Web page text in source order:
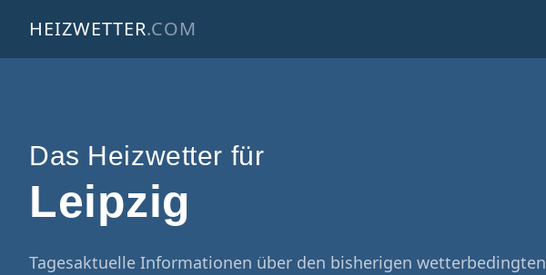
HEIZWETTER.COM
Das Heizwetter für
Leipzig
Tagesaktuelle Informationen über den bisherigen wetterbedingten